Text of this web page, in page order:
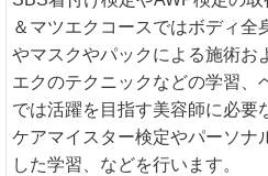
＆マツエクコースではボディ全
やマスクやパックによる施術お
エクのテクニックなどの学習、
では活躍を目指す美容師に必要
ケアマイスター検定やパーソナ
した学習、などを行います。